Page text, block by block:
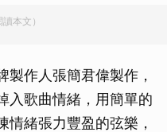
本文）
製作人張簡君偉製作，
入歌曲情緒，用簡單的
情緒張力豐盈的弦樂，